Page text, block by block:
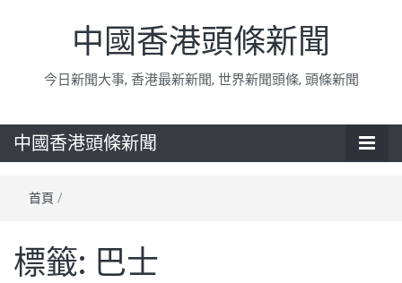
中國香港頭條新聞
今日新聞大事, 香港最新新聞, 世界新聞頭條, 頭條新聞
中國香港頭條新聞
首頁 /
標籤: 巴士